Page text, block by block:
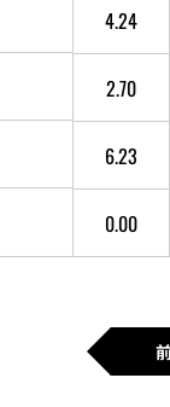
4.24
2.70
6.23
0.00